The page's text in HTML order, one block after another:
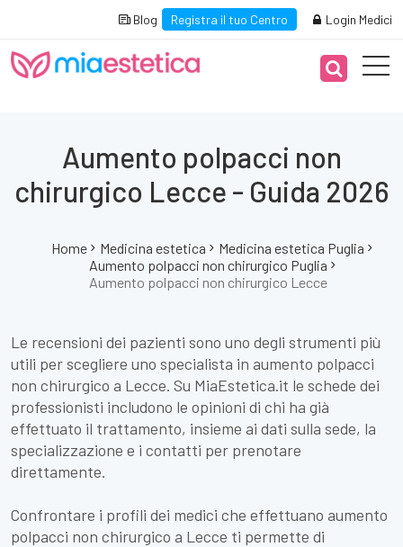
Blog Registra il tuo Centro Login Medici
Aumento polpacci non
chirurgico Lecce - Guida 2026
Home Medicina estetica
Medicina estetica Puglia
Aumento polpacci non chirurgico Puglia
Aumento polpacci non chirurgico Lecce
Le recensioni dei pazienti sono uno degli strumenti più
utili per scegliere uno specialista in aumento polpacci
non chirurgico a Lecce. Su MiaEstetica.it le schede dei
professionisti includono le opinioni di chi ha già
effettuato il trattamento, insieme ai dati sulla sede, la
specializzazione e i contatti per prenotare
direttamente.
Confrontare i profili dei medici che effettuano aumento
polpacci non chirurgico a Lecce ti permette di